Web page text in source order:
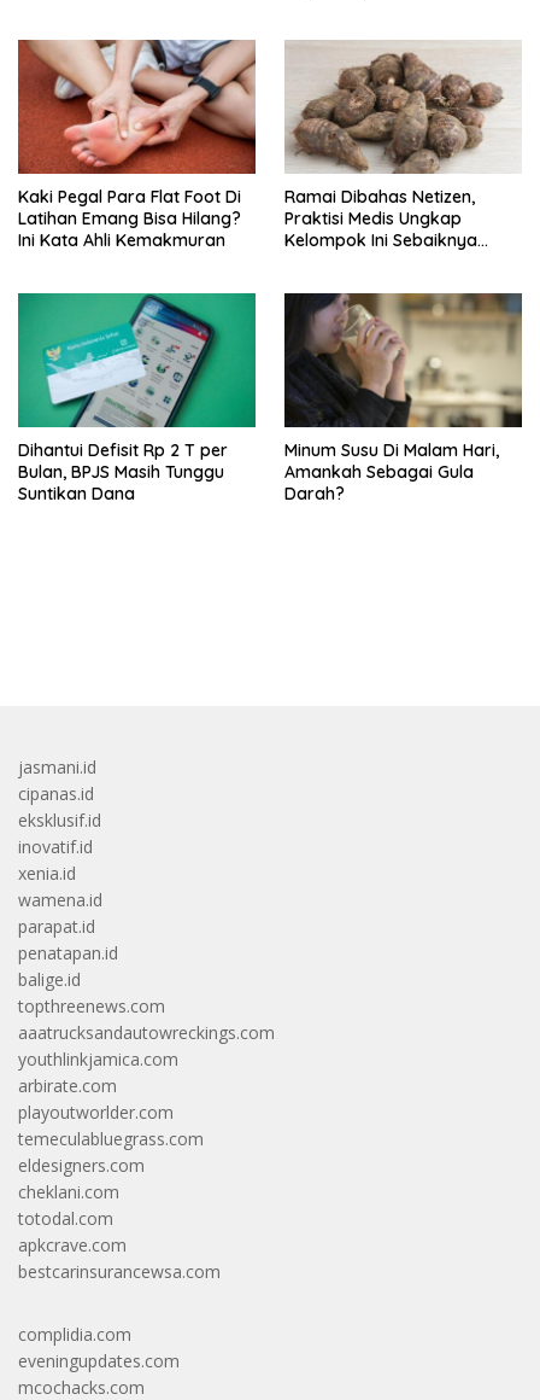
Kaki Pegal Para Flat Foot Di
Latihan Emang Bisa Hilang?
Ini Kata Ahli Kemakmuran
Ramai Dibahas Netizen,
Praktisi Medis Ungkap
Kelompok Ini Sebaiknya
Dihantui Defisit Rp 2 T per
Bulan, BPJS Masih Tunggu
Suntikan Dana
Minum Susu Di Malam Hari,
Amankah Sebagai Gula
Darah?
jasmani.id
cipanas.id
eksklusif.id
inovatif.id
xenia.id
wamena.id
parapat.id
penatapan.id
balige.id
topthreenews.com
aaatrucksandautowreckings.com
youthlinkjamica.com
arbirate.com
playoutworlder.com
temeculabluegrass.com
eldesigners.com
cheklani.com
totodal.com
apkcrave.com
bestcarinsurancewsa.com
complidia.com
eveningupdates.com
mcochacks.com